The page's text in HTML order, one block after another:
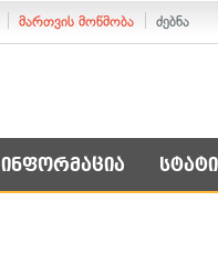
მართვის მოწმობა ძებნა
ინფორმაცია